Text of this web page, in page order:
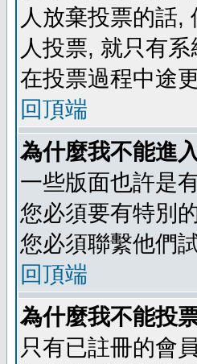
人放棄投票的話,
人投票, 就只有
在投票過程中途
回頂端
為什麼我不能進
一些版面也許是
您必須要有特別
您必須聯繫他們
回頂端
為什麼我不能投
只有已註冊的會